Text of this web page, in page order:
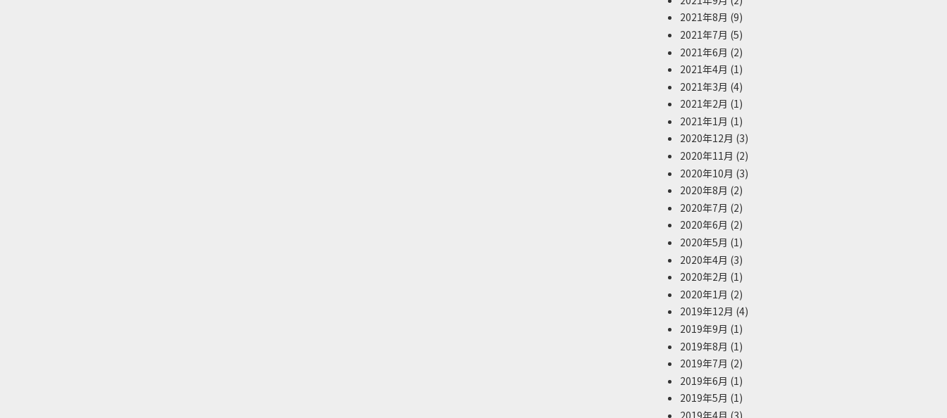
2021年8月 (9)
2021年7月 (5)
2021年6月 (2)
2021年4月 (1)
2021年3月 (4)
2021年2月 (1)
2021年1月 (1)
2020年12月 (3)
2020年11月 (2)
2020年10月 (3)
2020年8月 (2)
2020年7月 (2)
2020年6月 (2)
2020年5月 (1)
2020年4月 (3)
2020年2月 (1)
2020年1月 (2)
2019年12月 (4)
2019年9月 (1)
2019年8月 (1)
2019年7月 (2)
2019年6月 (1)
2019年5月 (1)
2019年4月 (3)